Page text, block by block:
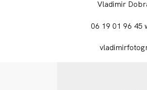
Vladimir
06 19 01 96 45